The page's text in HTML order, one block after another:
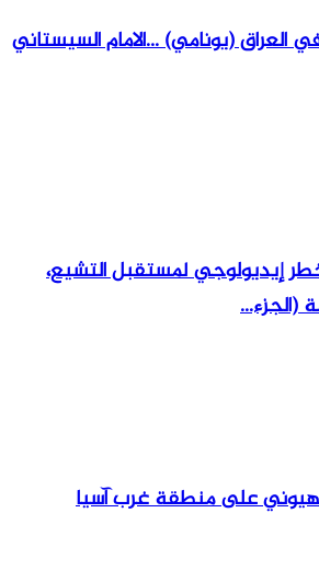
العراق (يونامي) …الامام السيستاني
إيديولوجي لمستقبل التشيع،
(الجزء...
على منطقة غرب آسيا